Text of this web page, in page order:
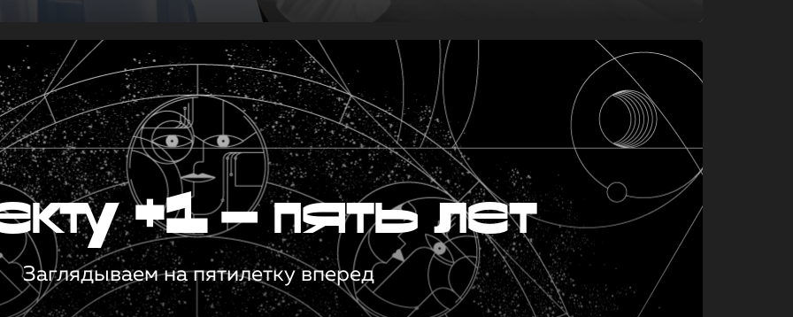
+1 — пять лет
Заглядываем на пятилетку вперед